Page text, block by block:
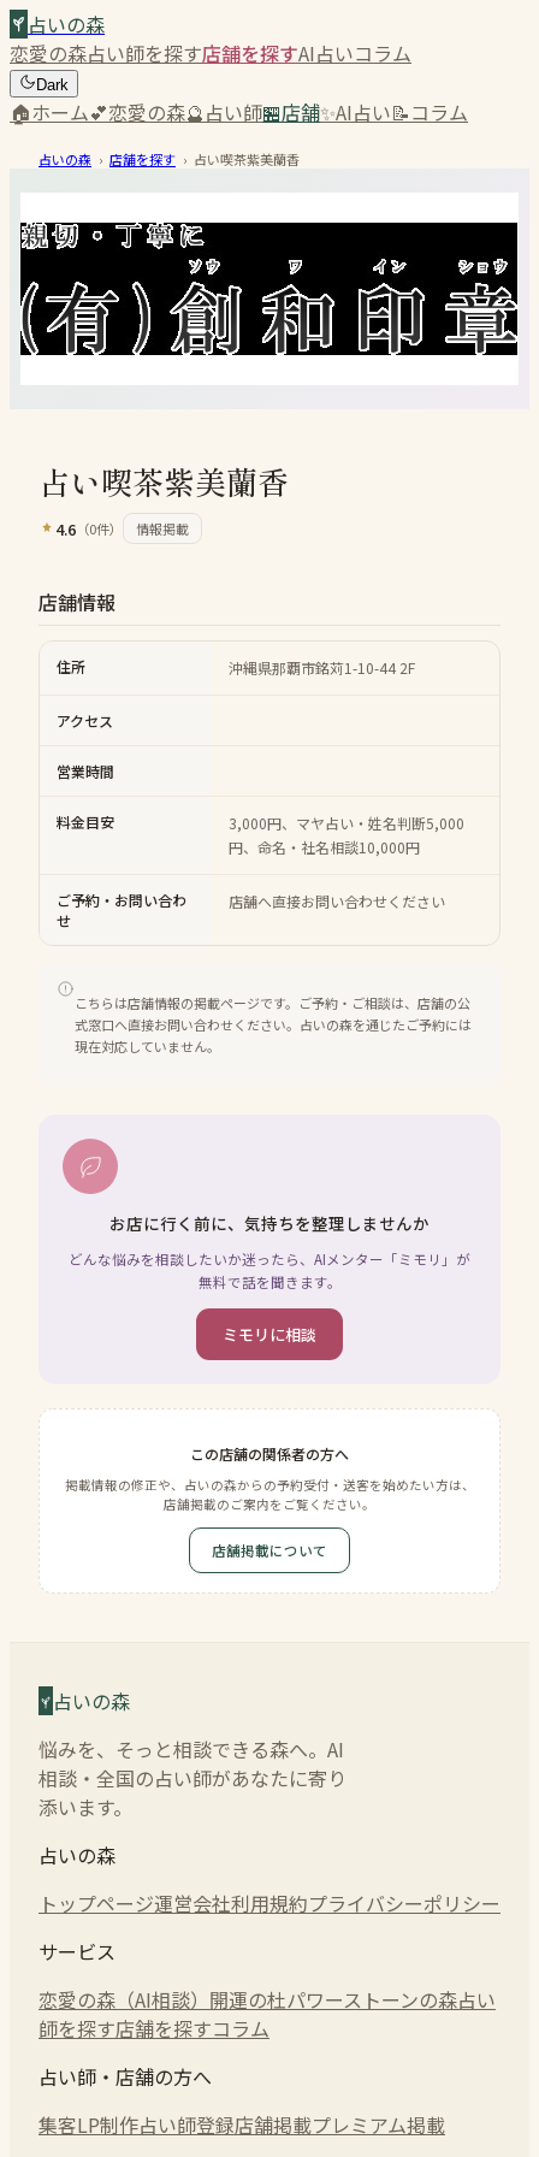
占いの森
恋愛の森占い師を探す店舗を探すAI占いコラム
Dark
🏠ホーム💕恋愛の森🔮占い師🏪店舗✨AI占い📝コラム
占いの森 › 店舗を探す › 占い喫茶紫美蘭香
占い喫茶紫美蘭香
4.6 （0件） 情報掲載
店舗情報
住所 沖縄県那覇市銘苅1-10-44 2F
アクセス
営業時間
料金目安
3,000円、マヤ占い・姓名判断5,000
円、命名・社名相談10,000円
ご予約・お問い合わ
せ
店舗へ直接お問い合わせください
こちらは店舗情報の掲載ページです。ご予約・ご相談は、店舗の公
式窓口へ直接お問い合わせください。占いの森を通じたご予約には
現在対応していません。
お店に行く前に、気持ちを整理しませんか
どんな悩みを相談したいか迷ったら、AIメンター「ミモリ」が
無料で話を聞きます。
ミモリに相談
この店舗の関係者の方へ
掲載情報の修正や、占いの森からの予約受付・送客を始めたい方は、
店舗掲載のご案内をご覧ください。
店舗掲載について
占いの森
悩みを、そっと相談できる森へ。AI
相談・全国の占い師があなたに寄り
添います。
占いの森
トップページ運営会社利用規約プライバシーポリシー
サービス
恋愛の森（AI相談） 開運の杜パワーストーンの森占い
師を探す店舗を探すコラム
占い師・店舗の方へ
集客LP制作占い師登録店舗掲載プレミアム掲載